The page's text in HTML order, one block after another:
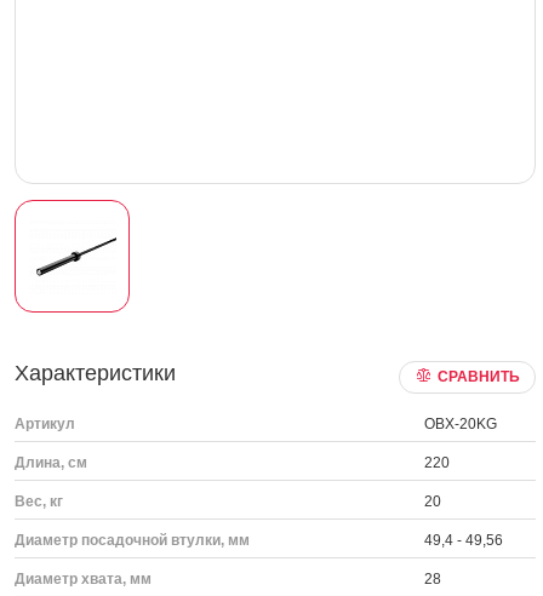
Характеристики СРАВНИТЬ
Артикул OBX-20KG
Длина, см 220
Вес, кг 20
Диаметр посадочной втулки, мм 49,4 - 49,56
Диаметр хвата, мм 28